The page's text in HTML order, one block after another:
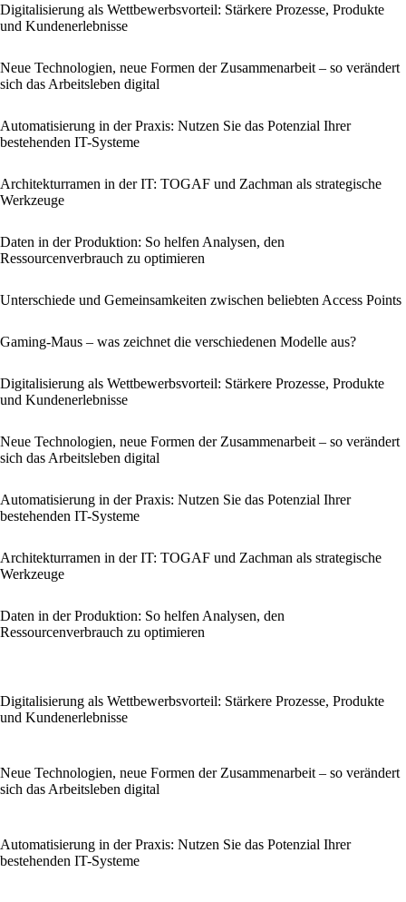
Digitalisierung als Wettbewerbsvorteil: Stärkere Prozesse, Produkte
und Kundenerlebnisse
Neue Technologien, neue Formen der Zusammenarbeit – so verändert
sich das Arbeitsleben digital
Automatisierung in der Praxis: Nutzen Sie das Potenzial Ihrer
bestehenden IT-Systeme
Architekturramen in der IT: TOGAF und Zachman als strategische
Werkzeuge
Daten in der Produktion: So helfen Analysen, den
Ressourcenverbrauch zu optimieren
Unterschiede und Gemeinsamkeiten zwischen beliebten Access Points
Gaming-Maus – was zeichnet die verschiedenen Modelle aus?
Digitalisierung als Wettbewerbsvorteil: Stärkere Prozesse, Produkte
und Kundenerlebnisse
Neue Technologien, neue Formen der Zusammenarbeit – so verändert
sich das Arbeitsleben digital
Automatisierung in der Praxis: Nutzen Sie das Potenzial Ihrer
bestehenden IT-Systeme
Architekturramen in der IT: TOGAF und Zachman als strategische
Werkzeuge
Daten in der Produktion: So helfen Analysen, den
Ressourcenverbrauch zu optimieren
Digitalisierung als Wettbewerbsvorteil: Stärkere Prozesse, Produkte
und Kundenerlebnisse
Neue Technologien, neue Formen der Zusammenarbeit – so verändert
sich das Arbeitsleben digital
Automatisierung in der Praxis: Nutzen Sie das Potenzial Ihrer
bestehenden IT-Systeme